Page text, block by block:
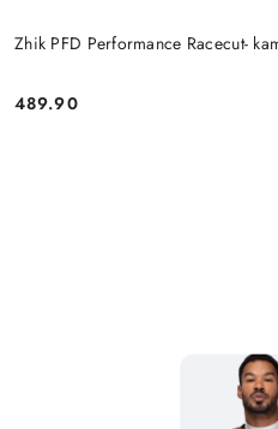
Zhik PFD Performance Racecut-
Cena:
489.90